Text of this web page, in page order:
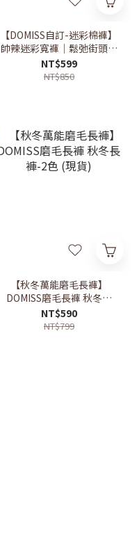
【DOMISS自訂-迷彩棉褲】
帥辣迷彩寬褲｜鬆弛街頭感
主打長褲 (現貨)
NT$599
NT$850
【秋冬萬能磨毛長褲】
DOMISS磨毛長褲 秋冬長
褲-2色 (現貨)
NT$590
NT$799